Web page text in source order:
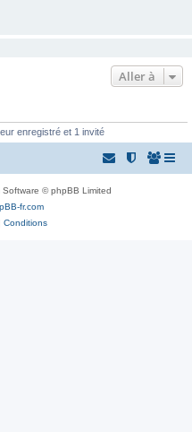
Aller à
enregistré et 1 invité
Software © phpBB Limited
fr.com
Conditions